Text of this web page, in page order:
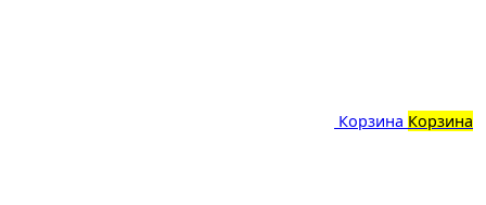
Корзина Корзина